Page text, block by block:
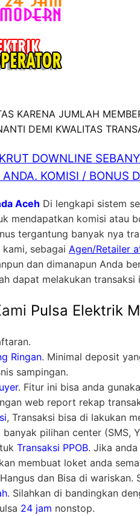
KARENA JUMLAH
DEMI KWALITAS
DOWNLINE
KOMISI / BONUS
Aceh Di lengkapi sistem
mendapatkan komisi atau
tergantung banyak nya
sebagai Agen/Retailer
dan dimanapun Anda
dapat melakukan
Pulsa Elektrik
Ringan. Minimal deposit
sampingan.
. Fitur ini bisa anda
web report rekap
, Transaksi bisa di lakukan
pilihan center (SMS,
Transaksi PPOB. Jika
membuat loket anda
dan Bisa di
. Silahkan di bandingkan
24 jam nonstop.